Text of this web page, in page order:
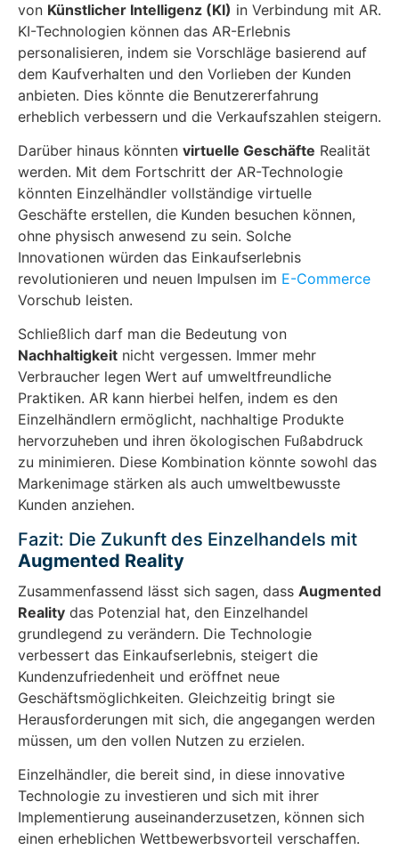
von Künstlicher Intelligenz (KI) in Verbindung mit AR.
KI-Technologien können das AR-Erlebnis
personalisieren, indem sie Vorschläge basierend auf
dem Kaufverhalten und den Vorlieben der Kunden
anbieten. Dies könnte die Benutzererfahrung
erheblich verbessern und die Verkaufszahlen steigern.
Darüber hinaus könnten virtuelle Geschäfte Realität
werden. Mit dem Fortschritt der AR-Technologie
könnten Einzelhändler vollständige virtuelle
Geschäfte erstellen, die Kunden besuchen können,
ohne physisch anwesend zu sein. Solche
Innovationen würden das Einkaufserlebnis
revolutionieren und neuen Impulsen im E-Commerce
Vorschub leisten.
Schließlich darf man die Bedeutung von
Nachhaltigkeit nicht vergessen. Immer mehr
Verbraucher legen Wert auf umweltfreundliche
Praktiken. AR kann hierbei helfen, indem es den
Einzelhändlern ermöglicht, nachhaltige Produkte
hervorzuheben und ihren ökologischen Fußabdruck
zu minimieren. Diese Kombination könnte sowohl das
Markenimage stärken als auch umweltbewusste
Kunden anziehen.
Fazit: Die Zukunft des Einzelhandels mit
Augmented Reality
Zusammenfassend lässt sich sagen, dass Augmented
Reality das Potenzial hat, den Einzelhandel
grundlegend zu verändern. Die Technologie
verbessert das Einkaufserlebnis, steigert die
Kundenzufriedenheit und eröffnet neue
Geschäftsmöglichkeiten. Gleichzeitig bringt sie
Herausforderungen mit sich, die angegangen werden
müssen, um den vollen Nutzen zu erzielen.
Einzelhändler, die bereit sind, in diese innovative
Technologie zu investieren und sich mit ihrer
Implementierung auseinanderzusetzen, können sich
einen erheblichen Wettbewerbsvorteil verschaffen.